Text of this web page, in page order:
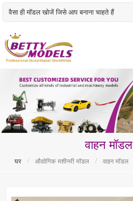
वाहन मॉडल
घर / औद्योगिक मशीनरी मॉडल / वाहन मॉडल